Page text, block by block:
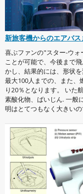
新旅客機からのエアバ
喜ぶファンの"スター-ウ
ことが可能で、今後まで
かし、結果的には、形状
最大100人までの、また、
り20％となります。 いた
素酸化物、ばいじん. 一般
明はとてつもなく大きい